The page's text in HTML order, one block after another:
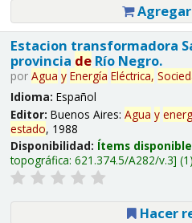
Estacion transformadora
provincia deRío Negro.
por Agua y Energía Eléctrica,
Idioma: Español
Editor: Buenos Aires: Agua y
estado, 1988
Disponibilidad: Ítems
topográfica: 621.374.5/A282/v.3
Hacer